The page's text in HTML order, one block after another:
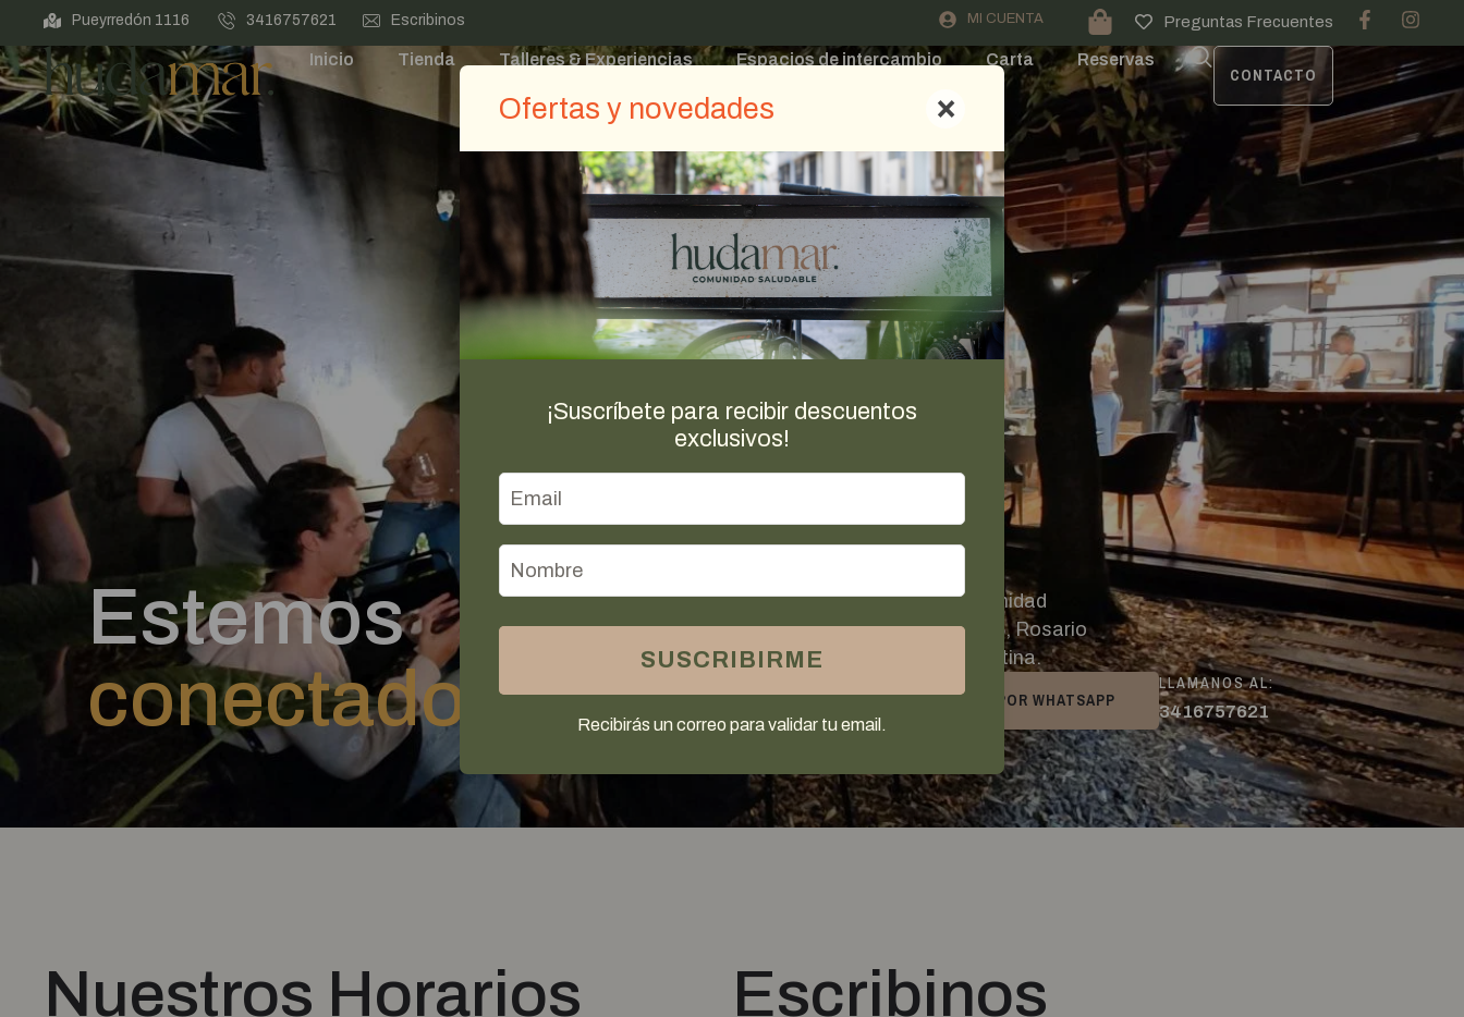
Pueyrredón 1116 3416757621 Escribinos MI CUENTA Preguntas Frecuentes
Inicio Tienda Talleres & Experiencias Espacios de intercambio Carta
Reservas
CONTACTO
Ofertas y novedades ×
¡Suscríbete para recibir descuentos
exclusivos!
SUSCRIBIRME
Recibirás un correo para validar tu email.
Estemos
conectados
Hudamar Comunidad
Pueyrredón 1116, Rosario
Santa Fe, Argentina.
ESCRIBIR POR WHATSAPP
LLAMANOS AL:
3416757621
Nuestros Horarios Escribinos